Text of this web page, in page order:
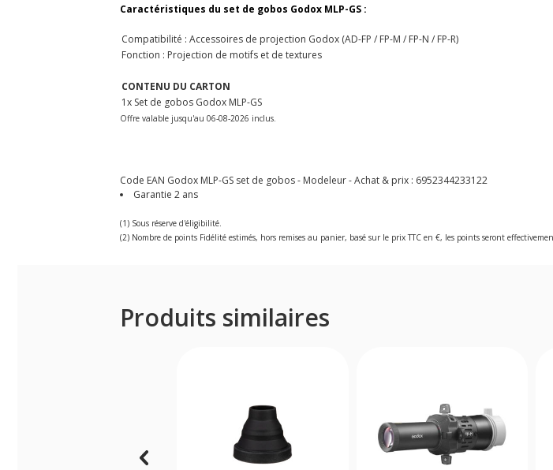
Caractéristiques du set de gobos Godox MLP-GS :
Compatibilité : Accessoires de projection Godox (AD-FP / FP-M / FP-N / FP-R)
Fonction : Projection de motifs et de textures
CONTENU DU CARTON
1x Set de gobos Godox MLP-GS
Offre valable jusqu'au 06-08-2026 inclus.
Code EAN Godox MLP-GS set de gobos - Modeleur - Achat & prix : 6952344233122
Garantie 2 ans
(1) Sous réserve d'éligibilité.
(2) Nombre de points Fidélité estimés, hors remises au panier, basé sur le prix TTC en €, les points seront
Produits similaires